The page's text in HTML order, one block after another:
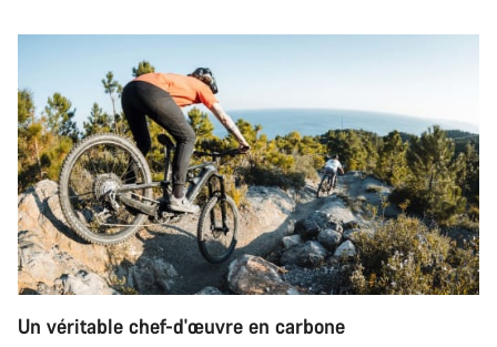
Un véritable chef-d'œuvre en carbone